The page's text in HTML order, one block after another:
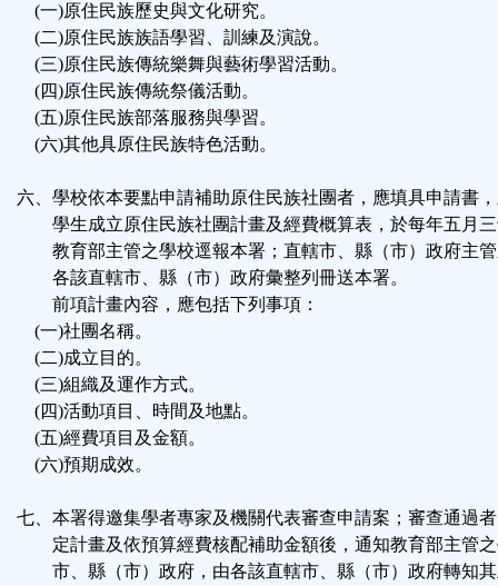
(一)原住民族歷史與文化研究。
(二)原住民族族語學習、訓練及演說。
(三)原住民族傳統樂舞與藝術學習活動。
(四)原住民族傳統祭儀活動。
(五)原住民族部落服務與學習。
(六)其他具原住民族特色活動。
六、學校依本要點申請補助原住民族社團者，應填具申請書
學生成立原住民族社團計畫及經費概算表，於每年五月三
教育部主管之學校逕報本署；直轄市、縣（市）政府主管
各該直轄市、縣（市）政府彙整列冊送本署。
前項計畫內容，應包括下列事項：
(一)社團名稱。
(二)成立目的。
(三)組織及運作方式。
(四)活動項目、時間及地點。
(五)經費項目及金額。
(六)預期成效。
七、本署得邀集學者專家及機關代表審查申請案；審查通過
定計畫及依預算經費核配補助金額後，通知教育部主管之
市、縣（市）政府，由各該直轄市、縣（市）政府轉知其